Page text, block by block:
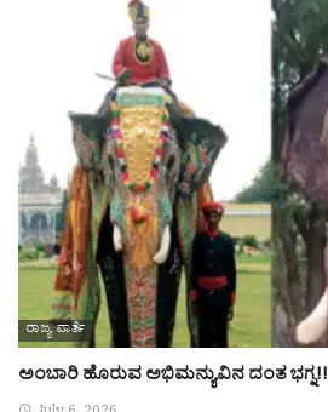
ರಾಜ್ಯ ವಾರ್ತೆ
ಅಂಬಾರಿ ಹೊರುವ ಅಭಿಮನ್ಯುವಿನ ದಂತ ಭಗ್ನ!!